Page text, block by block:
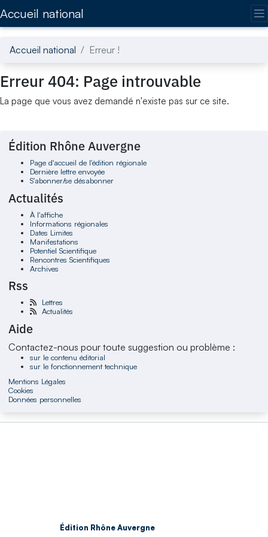
Accueil national
Accueil national Erreur !
Erreur 404: Page introuvable
La page que vous avez demandé n'existe pas sur ce site.
Édition Rhône Auvergne
Page d'accueil de l'édition régionale
Dernière lettre envoyée
S'abonner/se désabonner
Actualités
À l'affiche
Informations régionales
Dates Limites
Manifestations
Potentiel Scientifique
Rencontres Scientifiques
Archives
Rss
Lettres
Actualités
Aide
Contactez-nous pour toute suggestion ou problème :
sur le contenu éditorial
sur le fonctionnement technique
Mentions Légales
Cookies
Données personnelles
Édition Rhône Auvergne